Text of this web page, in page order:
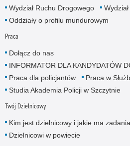
Wydział Ruchu Drogowego
Oddziały o profilu mundurowym
Praca
Dołącz do nas
INFORMATOR DLA KANDYDATÓW
Praca dla policjantów
Praca w
Studia Akademia Policji w Szczytnie
Twój Dzielnicowy
Kim jest dzielnicowy i jakie ma zadania
Dzielnicowi w powiecie